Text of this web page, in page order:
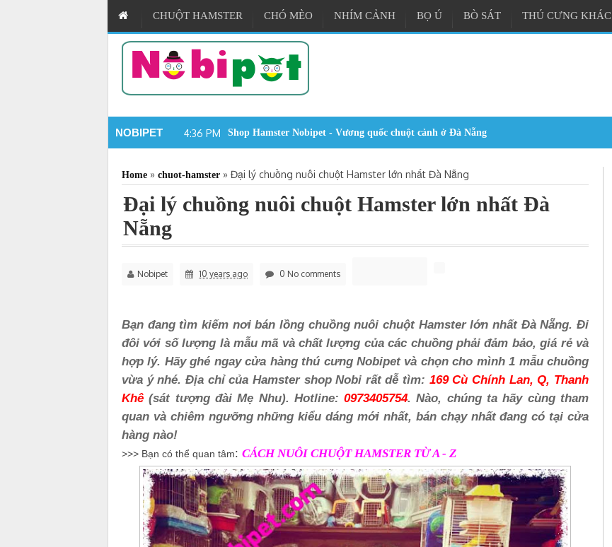
CHUỘT HAMSTER CHÓ MÈO NHÍM CẢNH BỌ Ú BÒ SÁT THÚ CƯNG KHÁC
NOBIPET 5:52 PM Cẩm
Home » chuot-hamster » Đại lý chuồng nuôi chuột Hamster lớn nhất Đà Nẵng
Đại lý chuồng nuôi chuột Hamster lớn nhất Đà
Nẵng
Nobipet 10 years ago 0 No comments
Bạn đang tìm kiếm nơi bán lồng chuồng nuôi chuột Hamster lớn nhất Đà Nẵng. Đi
đôi với số lượng là mẫu mã và chất lượng của các chuồng phải đảm bảo, giá rẻ và
hợp lý. Hãy ghé ngay cửa hàng thú cưng Nobipet và chọn cho mình 1 mẫu chuồng
vừa ý nhé. Địa chỉ của Hamster shop Nobi rất dễ tìm: 169 Cù Chính Lan, Q, Thanh
Khê(sát tượng đài Mẹ Nhu). Hotline:0973405754. Nào, chúng ta hãy cùng tham
quan và chiêm ngưỡng những kiểu dáng mới nhất, bán chạy nhất đang có tại cửa
hàng nào!
>>> Bạn có thể quan tâm: CÁCH NUÔI CHUỘT HAMSTER TỪ A - Z